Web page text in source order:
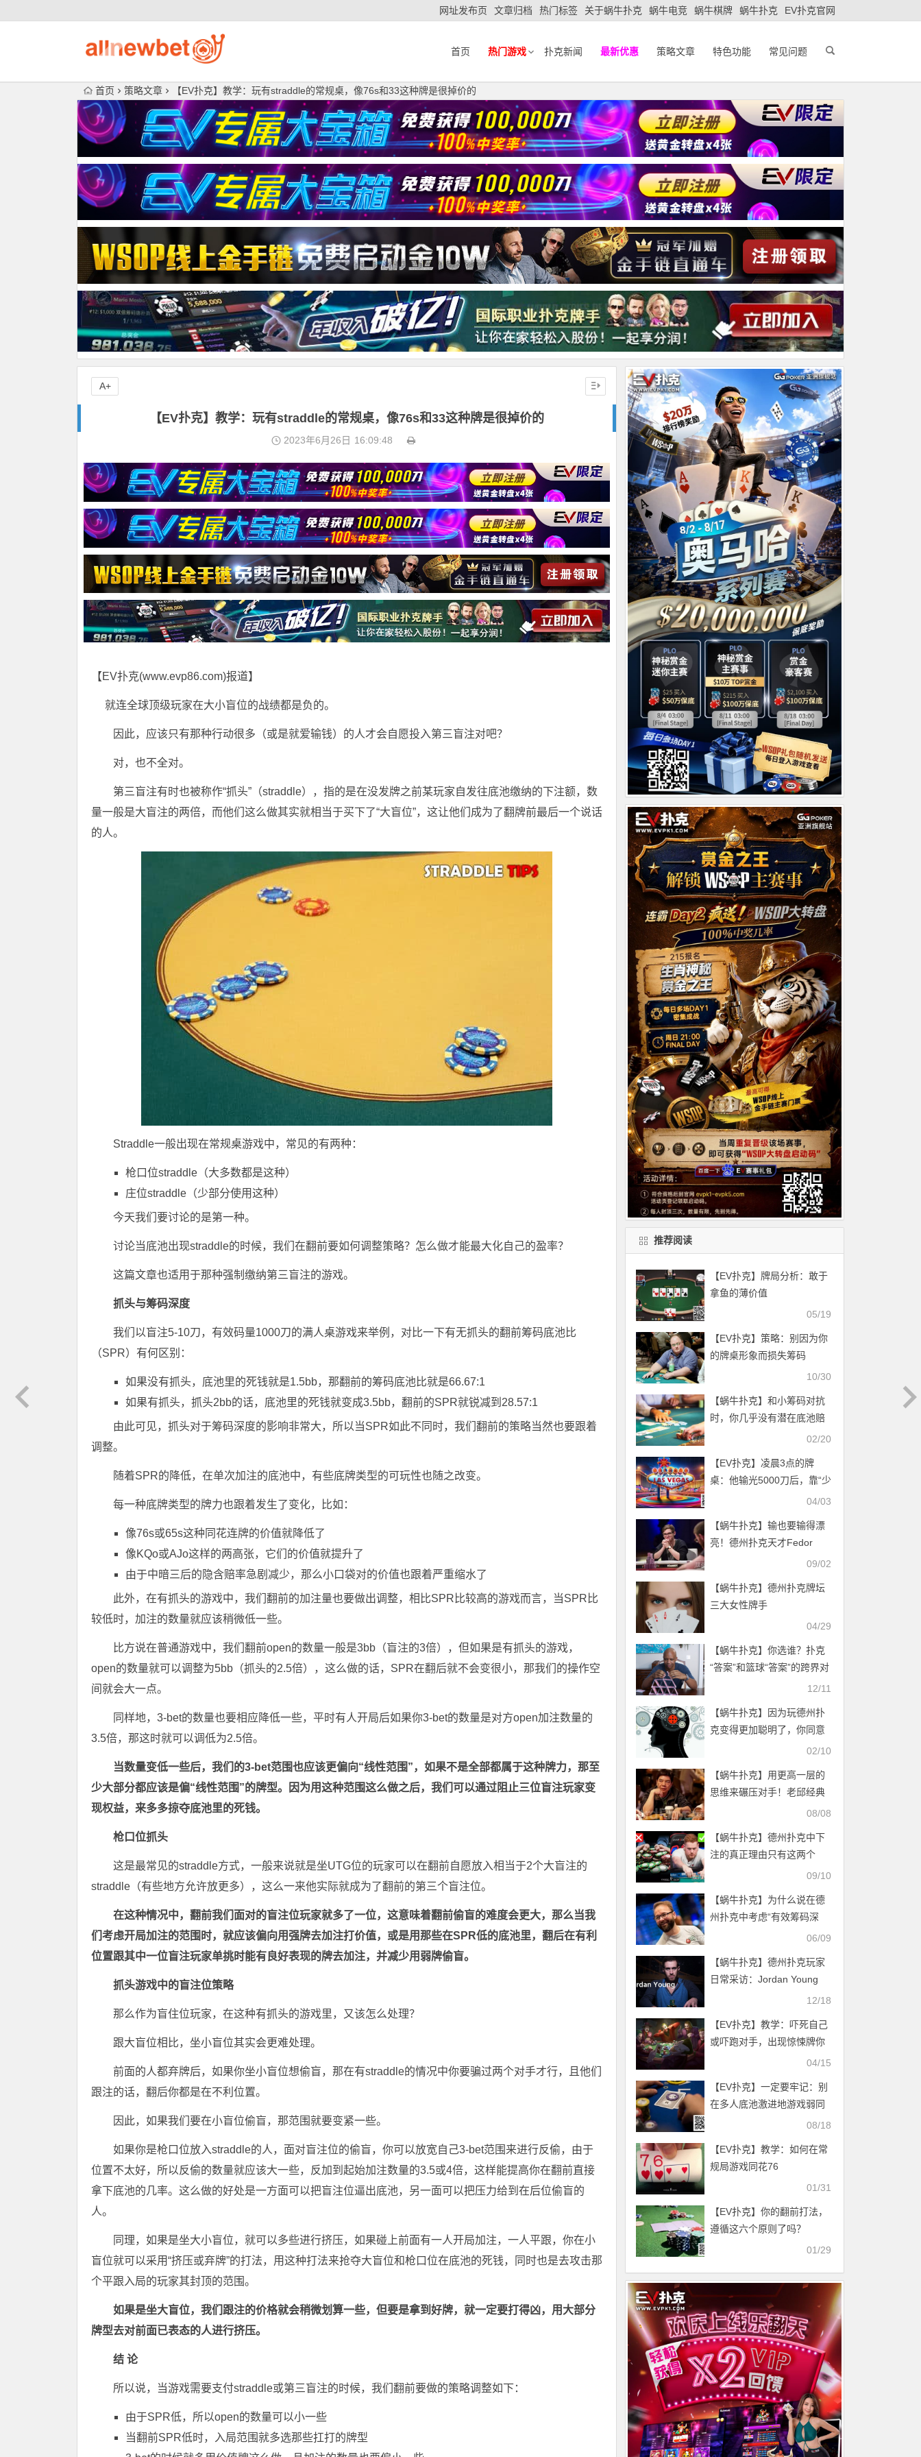
网址发布页 文章归档 热门标签 关于蜗牛扑克 蜗牛电竞 蜗牛棋牌 蜗牛扑克 EV扑克官网
首页 热门游戏 扑克新闻 最新优惠 策略文章 特色功能 常见问题
首页 策略文章 【EV扑克】教学：玩有straddle的常规桌，像76s和33这种牌是很掉价的
【EV扑克】教学：玩有straddle的常规桌，像76s和33这种牌是很掉价的
2023年6月26日 16:09:48
【EV扑克(www.evp86.com)报道】
就连全球顶级玩家在大小盲位的战绩都是负的。
因此，应该只有那种行动很多（或是就爱输钱）的人才会自愿投入第三盲注对吧？
对，也不全对。
第三盲注有时也被称作“抓头”（straddle），指的是在没发牌之前某玩家自发往底池缴纳的下注额，数
量一般是大盲注的两倍，而他们这么做其实就相当于买下了“大盲位”，这让他们成为了翻牌前最后一个说话
的人。
Straddle一般出现在常规桌游戏中，常见的有两种：
枪口位straddle（大多数都是这种）
庄位straddle（少部分使用这种）
今天我们要讨论的是第一种。
讨论当底池出现straddle的时候，我们在翻前要如何调整策略？怎么做才能最大化自己的盈率？
这篇文章也适用于那种强制缴纳第三盲注的游戏。
抓头与筹码深度
我们以盲注5-10刀，有效码量1000刀的满人桌游戏来举例，对比一下有无抓头的翻前筹码底池比
（SPR）有何区别：
如果没有抓头，底池里的死钱就是1.5bb，那翻前的筹码底池比就是66.67:1
如果有抓头，抓头2bb的话，底池里的死钱就变成3.5bb，翻前的SPR就锐减到28.57:1
由此可见，抓头对于筹码深度的影响非常大，所以当SPR如此不同时，我们翻前的策略当然也要跟着
调整。
随着SPR的降低，在单次加注的底池中，有些底牌类型的可玩性也随之改变。
每一种底牌类型的牌力也跟着发生了变化，比如：
像76s或65s这种同花连牌的价值就降低了
像KQo或AJo这样的两高张，它们的价值就提升了
由于中暗三后的隐含赔率急剧减少，那么小口袋对的价值也跟着严重缩水了
此外，在有抓头的游戏中，我们翻前的加注量也要做出调整，相比SPR比较高的游戏而言，当SPR比
较低时，加注的数量就应该稍微低一些。
比方说在普通游戏中，我们翻前open的数量一般是3bb（盲注的3倍），但如果是有抓头的游戏，
open的数量就可以调整为5bb（抓头的2.5倍），这么做的话，SPR在翻后就不会变很小，那我们的操作空
间就会大一点。
同样地，3-bet的数量也要相应降低一些，平时有人开局后如果你3-bet的数量是对方open加注数量的
3.5倍，那这时就可以调低为2.5倍。
当数量变低一些后，我们的3-bet范围也应该更偏向“线性范围”，如果不是全部都属于这种牌力，那至
少大部分都应该是偏“线性范围”的牌型。因为用这种范围这么做之后，我们可以通过阻止三位盲注玩家变
现权益，来多多掠夺底池里的死钱。
枪口位抓头
这是最常见的straddle方式，一般来说就是坐UTG位的玩家可以在翻前自愿放入相当于2个大盲注的
straddle（有些地方允许放更多），这么一来他实际就成为了翻前的第三个盲注位。
在这种情况中，翻前我们面对的盲注位玩家就多了一位，这意味着翻前偷盲的难度会更大，那么当我
们考虑开局加注的范围时，就应该偏向用强牌去加注打价值，或是用那些在SPR低的底池里，翻后在有利
位置跟其中一位盲注玩家单挑时能有良好表现的牌去加注，并减少用弱牌偷盲。
抓头游戏中的盲注位策略
那么作为盲住位玩家，在这种有抓头的游戏里，又该怎么处理？
跟大盲位相比，坐小盲位其实会更难处理。
前面的人都弃牌后，如果你坐小盲位想偷盲，那在有straddle的情况中你要骗过两个对手才行，且他们
跟注的话，翻后你都是在不利位置。
因此，如果我们要在小盲位偷盲，那范围就要变紧一些。
如果你是枪口位放入straddle的人，面对盲注位的偷盲，你可以放宽自己3-bet范围来进行反偷，由于
位置不太好，所以反偷的数量就应该大一些，反加到起始加注数量的3.5或4倍，这样能提高你在翻前直接
拿下底池的几率。这么做的好处是一方面可以把盲注位逼出底池，另一面可以把压力给到在后位偷盲的
人。
同理，如果是坐大小盲位，就可以多些进行挤压，如果碰上前面有一人开局加注，一人平跟，你在小
盲位就可以采用“挤压或弃牌”的打法，用这种打法来抢夺大盲位和枪口位在底池的死钱，同时也是去攻击那
个平跟入局的玩家其封顶的范围。
如果是坐大盲位，我们跟注的价格就会稍微划算一些，但要是拿到好牌，就一定要打得凶，用大部分
牌型去对前面已表态的人进行挤压。
结 论
所以说，当游戏需要支付straddle或第三盲注的时候，我们翻前要做的策略调整如下：
由于SPR低，所以open的数量可以小一些
当翻前SPR低时，入局范围就多选那些扛打的牌型
A+
推荐阅读
【EV扑克】牌局分析：敢于
拿鱼的薄价值
05/19
【EV扑克】策略：别因为你
的牌桌形象而损失筹码
10/30
【蜗牛扑克】和小筹码对抗
时，你几乎没有潜在底池赔
02/20
【EV扑克】凌晨3点的牌
桌：他输光5000刀后，靠“少
04/03
【蜗牛扑克】输也要输得漂
亮！德州扑克天才Fedor
09/02
【蜗牛扑克】德州扑克牌坛
三大女性牌手
04/29
【蜗牛扑克】你选谁？扑克
“答案”和篮球“答案”的跨界对
决——Ivey vs 艾弗森！12/11
【蜗牛扑克】因为玩德州扑
克变得更加聪明了，你同意
02/10
【蜗牛扑克】用更高一层的
思维来碾压对手！老邱经典
德州扑克实战牌例（3）08/08
【蜗牛扑克】德州扑克中下
注的真正理由只有这两个
09/10
【蜗牛扑克】为什么说在德
州扑克中考虑“有效筹码深
06/09
【蜗牛扑克】德州扑克玩家
日常采访：Jordan Young
12/18
【EV扑克】教学：吓死自己
或吓跑对手，出现惊悚牌你
04/15
【EV扑克】一定要牢记：别
在多人底池激进地游戏弱同
08/18
【EV扑克】教学：如何在常
规局游戏同花76
01/31
【EV扑克】你的翻前打法，
遵循这六个原则了吗？
01/29